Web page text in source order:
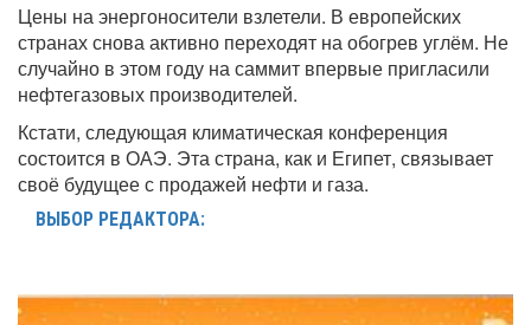
Цены на энергоносители взлетели. В европейских
странах снова активно переходят на обогрев углём. Не
случайно в этом году на саммит впервые пригласили
нефтегазовых производителей.
Кстати, следующая климатическая конференция
состоится в ОАЭ. Эта страна, как и Египет, связывает
своё будущее с продажей нефти и газа.
ВЫБОР РЕДАКТОРА: